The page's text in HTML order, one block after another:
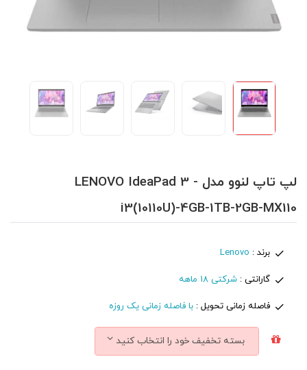
لپ تاپ لنوو مدل LENOVO IdeaPad 3 -
i3(10110U)-4GB-1TB-2GB-MX110
برند : Lenovo
گارانتی :شرکتی 18 ماهه
فاصله زمانی تحویل : با فاصله زمانی یک روزه
بسته تخفیف خود را انتخاب کنید